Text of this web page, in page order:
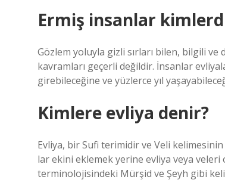
Ermiş insanlar
Gözlem yoluyla gizli sırları bilen, bilgili
kavramları geçerli değildir. İnsanlar
girebileceğine ve yüzlerce yıl
Kimlere evliya denir?
Evliya, bir Sufi terimidir ve Veli
lar ekini eklemek yerine evliya veya
terminolojisindeki Mürşid ve Şeyh gibi